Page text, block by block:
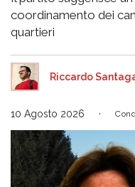
coordinamento dei
quartieri
Riccardo
10 Agosto 2026